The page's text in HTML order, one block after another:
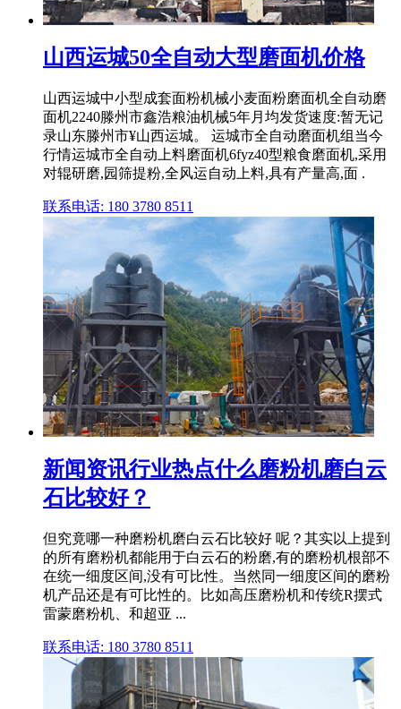
山西运城50全自动大型磨面机价格
山西运城中小型成套面粉机械小麦面粉磨面机全自动磨
面机2240滕州市鑫浩粮油机械5年月均发货速度:暂无记
录山东滕州市¥山西运城。 运城市全自动磨面机组当今
行情运城市全自动上料磨面机6fyz40型粮食磨面机,采用
对辊研磨,园筛提粉,全风运自动上料,具有产量高,面 .
联系电话: 180 3780 8511
新闻资讯行业热点什么磨粉机磨白云
石比较好？
但究竟哪一种磨粉机磨白云石比较好 呢？其实以上提到
的所有磨粉机都能用于白云石的粉磨,有的磨粉机根部不
在统一细度区间,没有可比性。当然同一细度区间的磨粉
机产品还是有可比性的。比如高压磨粉机和传统R摆式
雷蒙磨粉机、和超亚 ...
联系电话: 180 3780 8511